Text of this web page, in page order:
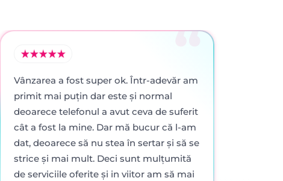
Vânzarea a fost super ok. Într-adevăr am
primit mai puţin dar este şi normal
deoarece telefonul a avut ceva de suferit
cât a fost la mine. Dar mă bucur că l-am
dat, deoarece să nu stea în sertar şi să se
strice şi mai mult. Deci sunt mulţumită
de serviciile oferite şi in viitor am să mai